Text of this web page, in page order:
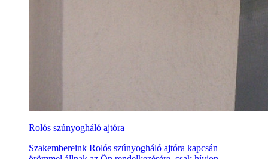
Rolós szúnyogháló ajtóra
Szakembereink Rolós szúnyogháló ajtóra kapcsán